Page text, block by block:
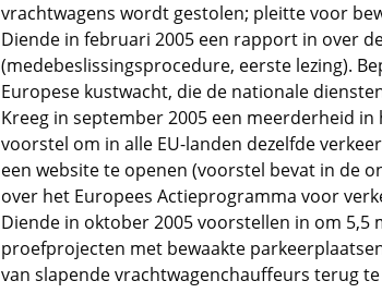
vrachtwagens wordt gestolen; pleitte voor
Diende in februari 2005 een rapport in over
(medebeslissingsprocedure, eerste lezing).
Europese kustwacht, die de nationale
Kreeg in september 2005 een meerderheid
voorstel om in alle EU-landen dezelfde
een website te openen (voorstel bevat in de
over het Europees Actieprogramma voor
Diende in oktober 2005 voorstellen in om 5,5
proefprojecten met bewaakte
van slapende vrachtwagenchauffeurs terug